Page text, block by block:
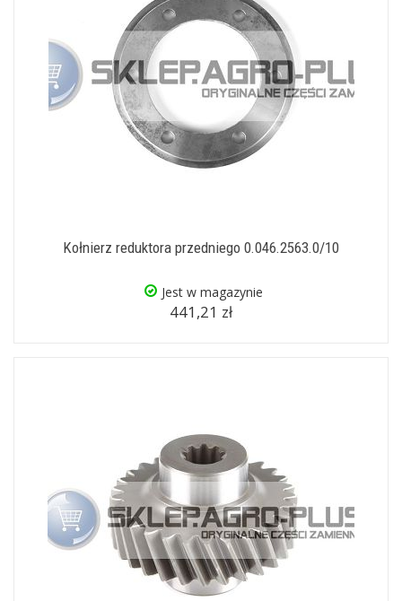
Kołnierz reduktora przedniego 0.046.2563.0/10
Jest w magazynie
441,21 zł